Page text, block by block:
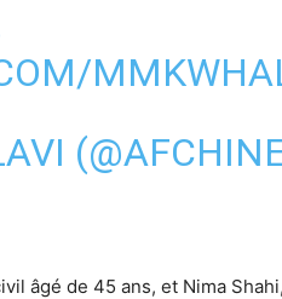
âgé de 45 ans, et Nima